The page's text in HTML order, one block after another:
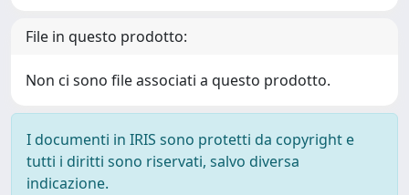
File in questo prodotto:
Non ci sono file associati a questo prodotto.
I documenti in IRIS sono protetti da copyright e
tutti i diritti sono riservati, salvo diversa
indicazione.